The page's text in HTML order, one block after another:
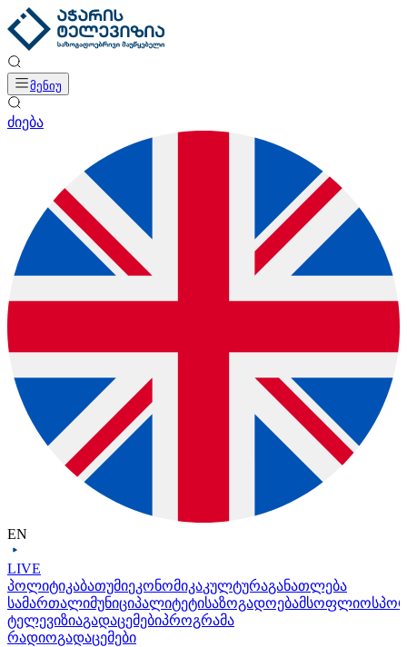
მენიუ
ძიება
EN
LIVE
პოლიტიკაბათუმიეკონომიკაკულტურაგანათლება
სამართალიმუნიციპალიტეტისაზოგადოებამსოფლიო
ტელევიზიაგადაცემებიპროგრამა
რადიოგადაცემები